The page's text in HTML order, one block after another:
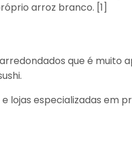
arroz branco. [1]
que é muito
lojas especializadas em